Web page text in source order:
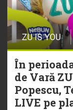
ZU IS YOU
În
de Vară
Popescu,
LIVE pe